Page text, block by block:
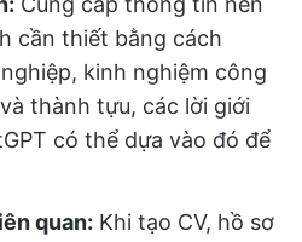
cần thiết bằng cách
kinh nghiệm công
thành tựu, các lời giới
có thể dựa vào đó để
quan: Khi tạo CV, hồ sơ